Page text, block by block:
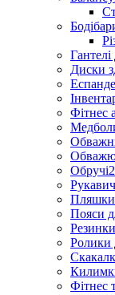
Гантелі
Диски
Фітнес
Обручі
Пляшки
Пояси
Ролики
Фітнес